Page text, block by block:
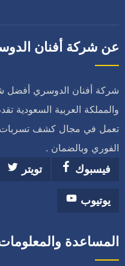
عن شركة أفنان
شركة أفنان الدوسري أفضل
والمملكة العربية السعودية
تعمل في مجال كشف تسربات
الفوري وبالضمان .
فيسبوك
تويتر
يوتيوب
المساعدة